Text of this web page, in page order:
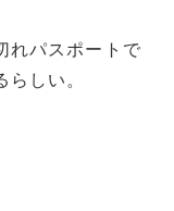
れパスポートで
しい。